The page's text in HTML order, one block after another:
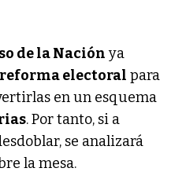
de la Nación ya
reforma electoral para
en un esquema
. Por tanto, si a
se analizará
la mesa.